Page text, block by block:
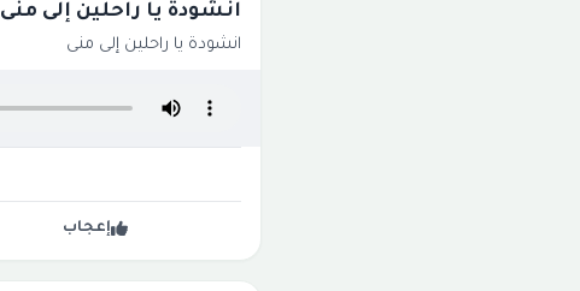
انشودة يا راحلين إلى منى
انشودة يا راحلين إلى منى
إعجاب